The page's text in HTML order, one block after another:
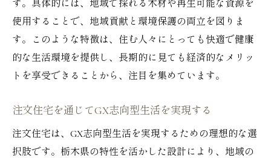
す。具体的には、地域で採れる木材や再生可能な資源を
使用することで、地域貢献と環境保護の両立を図りま
す。このような特徴は、住む人々にとっても快適で健康
的な生活環境を提供し、長期的に見ても経済的なメリッ
トを享受できることから、注目を集めています。
注文住宅を通じてGX志向型生活を実現する
注文住宅は、GX志向型生活を実現するための理想的な選
択肢です。栃木県の特性を活かした設計により、地域の